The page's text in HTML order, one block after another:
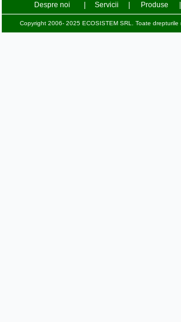
Despre noi Servicii Produse
Copyright 2006- 2025 ECOSISTEM SRL. Toate drepturile